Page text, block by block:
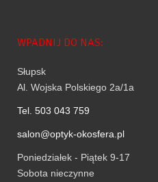
WPADNIJ DO NAS:
Słupsk
Al. Wojska Polskiego 2a/1a
Tel. 503 043 759
salon@optyk-okosfera.pl
Poniedziałek - Piątek 9-17
Sobota nieczynne